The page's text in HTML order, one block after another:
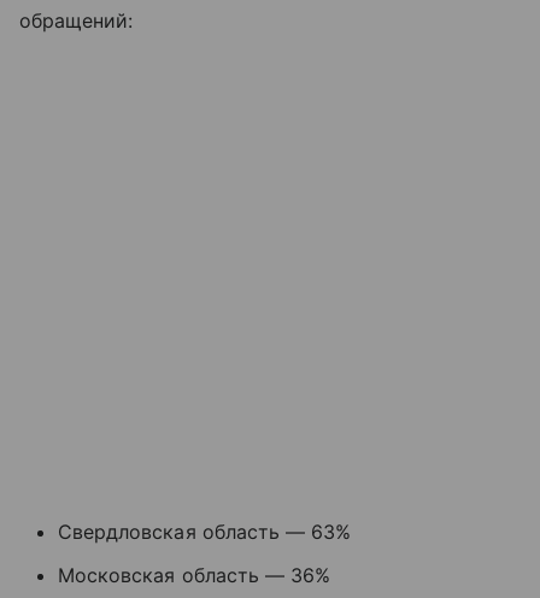
обращений:
Свердловская область — 63%
Московская область — 36%